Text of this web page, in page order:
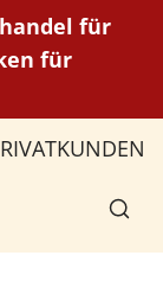
für
für